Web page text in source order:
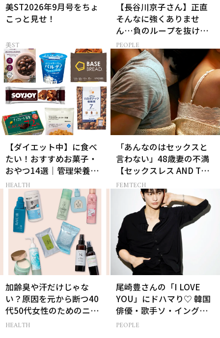
美ST2026年9月号をちょ
こっと見せ！
美ST
【長谷川京子さん】正直
そんなに強くありませ
ん…負のループを抜ける
15分の習慣とは?
PEOPLE
【ダイエット中】に食べ
たい！おすすめお菓子・
おやつ14選｜管理栄養士
監修
HEALTH
「あんなのはセックスと
言わない」48歳妻の不満
【セックスレス AND THE
CITY -女たちの告白-】
FEMTECH
加齢臭や汗だけじゃな
い？原因を元から断つ40
代50代女性のためのニオ
イケア
HEALTH
尾崎豊さんの「I LOVE
YOU」にドハマり♡ 韓国
俳優・歌手ソ・イングク
さんの音楽がすべての人
PEOPLE